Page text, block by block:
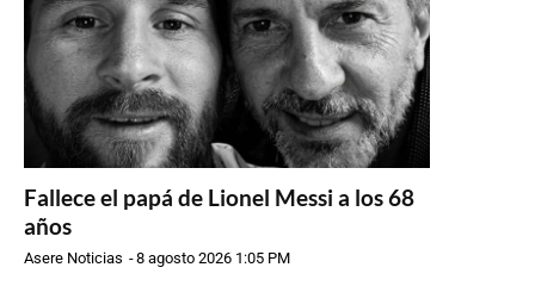
Fallece el papá de Lionel Messi a los 68
años
Asere Noticias -8 agosto 2026 1:05 PM